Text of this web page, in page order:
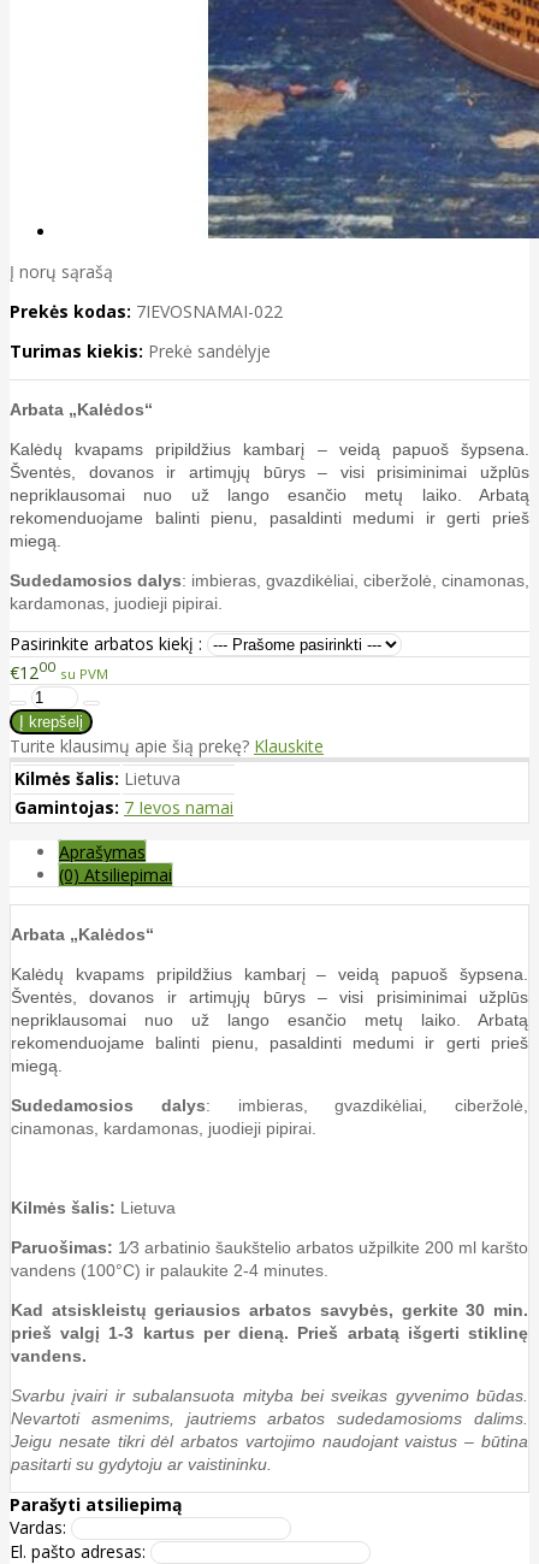
Į norų sąrašą
Prekės kodas: 7IEVOSNAMAI-022
Turimas kiekis: Prekė sandėlyje
Arbata „Kalėdos“
Kalėdų kvapams pripildžius kambarį – veidą papuoš šypsena.
Šventės, dovanos ir artimųjų būrys – visi prisiminimai užplūs
nepriklausomai nuo už lango esančio metų laiko. Arbatą
rekomenduojame balinti pienu, pasaldinti medumi ir gerti prieš
miegą.
Sudedamosios dalys: imbieras, gvazdikėliai, ciberžolė, cinamonas,
kardamonas, juodieji pipirai.
Pasirinkite arbatos kiekį :
€1200 su PVM
Turite klausimų apie šią prekę? Klauskite
Kilmės šalis: Lietuva
Gamintojas: 7 Ievos namai
Aprašymas
(0) Atsiliepimai
Arbata „Kalėdos“
Kalėdų kvapams pripildžius kambarį – veidą papuoš šypsena.
Šventės, dovanos ir artimųjų būrys – visi prisiminimai užplūs
nepriklausomai nuo už lango esančio metų laiko. Arbatą
rekomenduojame balinti pienu, pasaldinti medumi ir gerti prieš
miegą.
Sudedamosios dalys: imbieras, gvazdikėliai, ciberžolė,
cinamonas, kardamonas, juodieji pipirai.
Kilmės šalis: Lietuva
Paruošimas: 1⁄3 arbatinio šaukštelio arbatos užpilkite 200 ml karšto
vandens (100°C) ir palaukite 2-4 minutes.
Kad atsiskleistų geriausios arbatos savybės, gerkite 30 min.
prieš valgį 1-3 kartus per dieną. Prieš arbatą išgerti stiklinę
vandens.
Svarbu įvairi ir subalansuota mityba bei sveikas gyvenimo būdas.
Nevartoti asmenims, jautriems arbatos sudedamosioms dalims.
Jeigu nesate tikri dėl arbatos vartojimo naudojant vaistus – būtina
pasitarti su gydytoju ar vaistininku.
Parašyti atsiliepimą
Vardas:
El. pašto adresas: